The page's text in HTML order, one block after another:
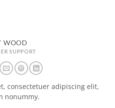
WOOD
SUPPORT
consectetuer adipiscing elit,
nonummy.